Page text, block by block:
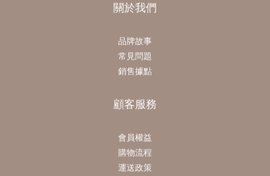
關於我們
品牌故事
常見問題
銷售據點
顧客服務
會員權益
購物流程
運送政策